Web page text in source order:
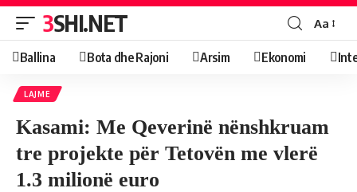
3SHI.NET Aa
Ballina Bota dhe Rajoni Arsim Ekonomi
LAJME
Kasami: Me Qeverinë nënshkruam
tre projekte për Tetovën me vlerë
1.3 milionë euro